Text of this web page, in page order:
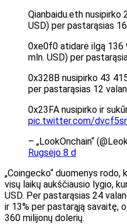
Qianbaidu.eth nusipirko
USD) per pastarąsias
0xe0f0 atidarė ilgą 136
mln. USD) per
0x328B nusipirko 43
per pastarąsias 12
0x23FA nusipirko ir
pic.twitter.com/
– „LookOnchain“
Rugsėjo 8 d
„Coingecko“ duomenys rodo,
visų laikų aukščiausio lygio,
USD. Per pastarąsias 24
ir 13% per pastarąją savaitę,
360 milijonų dolerių.